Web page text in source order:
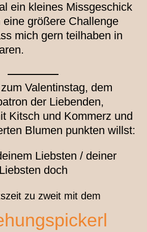
ein kleines Missgeschick
größere Challenge
mich gern teilhaben in
Valentinstag, dem
der Liebenden,
Kitsch und Kommerz und
Blumen punkten willst:
Liebsten / deiner
Liebsten doch
zu zweit mit dem